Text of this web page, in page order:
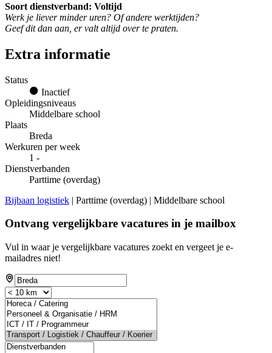
Soort dienstverband: Voltijd
Werk je liever minder uren? Of andere werktijden?
Geef dit dan aan, er valt altijd over te praten.
Extra informatie
Status
Inactief
Opleidingsniveaus
Middelbare school
Plaats
Breda
Werkuren per week
1 -
Dienstverbanden
Parttime (overdag)
Bijbaan logistiek | Parttime (overdag) | Middelbare school
Ontvang vergelijkbare vacatures in je mailbox
Vul in waar je vergelijkbare vacatures zoekt en vergeet je e-
mailadres niet!